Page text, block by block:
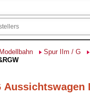
Modellbahn Spur IIm / G
Aussichtswagen